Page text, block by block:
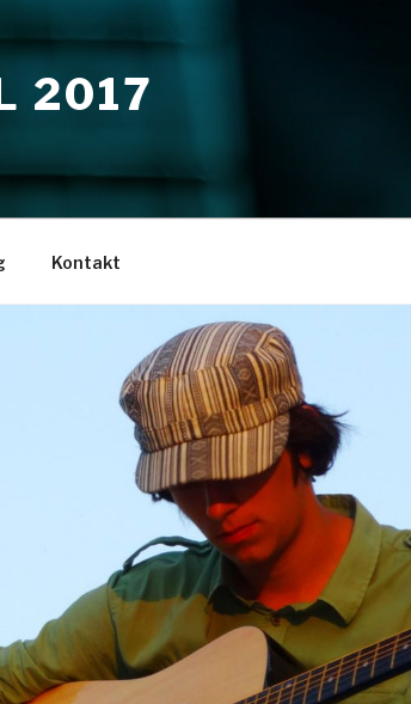
2017
Kontakt